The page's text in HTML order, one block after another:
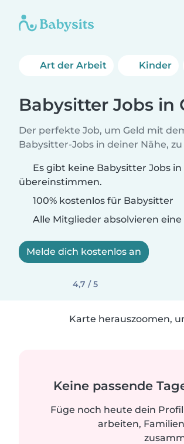
Art der Arbeit Kinder
Babysitter Jobs in
Der perfekte Job, um Geld mit
Babysitter-Jobs in deiner Nähe,
Es gibt keine Babysitter Jobs
übereinstimmen.
100% kostenlos für Babysitter
Alle Mitglieder absolvieren
Melde dich kostenlos an
4,7 / 5
Karte herauszoomen,
Keine passende
Füge noch heute dein
arbeiten,